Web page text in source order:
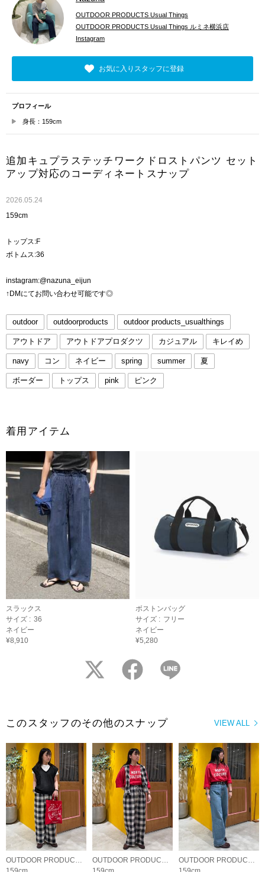
OUTDOOR PRODUCTS Usual Things
OUTDOOR PRODUCTS Usual Things ルミネ横浜店
Instagram
お気に入りスタッフに登録
プロフィール
身長：159cm
追加キュプラステッチワークドロストパンツ セット
アップ対応のコーディネートスナップ
2026.05.24
159cm
トップス:F
ボトムス:36
instagram:@nazuna_eijun
↑DMにてお問い合わせ可能です◎
outdoor outdoorproducts outdoor products_usualthings
アウトドア アウトドアプロダクツ カジュアル キレイめ
navy コン ネイビー spring summer 夏
ボーダー トップス pink ピンク
着用アイテム
スラックス
サイズ : 36
ネイビー
¥8,910
ボストンバッグ
サイズ : フリー
ネイビー
¥5,280
twitter facebook
VIEW ALL
このスタッフのその他のスナップ